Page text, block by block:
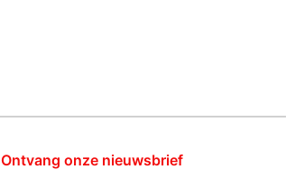
Ontvang onze nieuwsbrief